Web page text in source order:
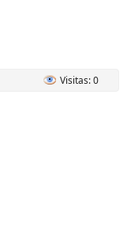
Visitas: 0